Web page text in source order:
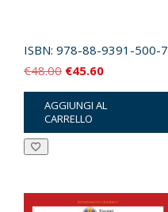
ISBN: 978-88-9391-500-7
€48.00 Il
prezzo
originale
era:
€45.60Il
prezzo
attuale
è:
AGGIUNGI AL
CARRELLO